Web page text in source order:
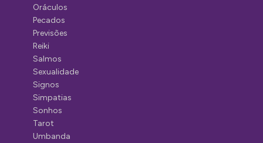
Oráculos
Pecados
Previsões
Reiki
Salmos
Sexualidade
Signos
Simpatias
Sonhos
Tarot
Umbanda